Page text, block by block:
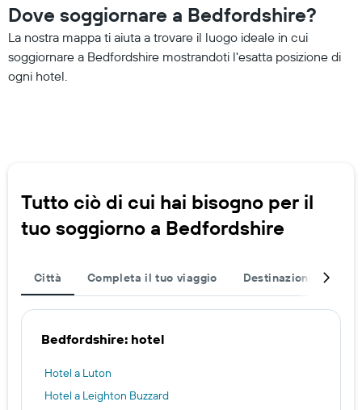
Dove soggiornare a Bedfordshire?
La nostra mappa ti aiuta a trovare il luogo ideale in cui
soggiornare a Bedfordshire mostrandoti l'esatta posizione di
ogni hotel.
Tutto ciò di cui hai bisogno per il
tuo soggiorno a Bedfordshire
Città Completa il tuo viaggio Destinazioni popolari
Bedfordshire: hotel
Hotel a Luton
Hotel a Leighton Buzzard